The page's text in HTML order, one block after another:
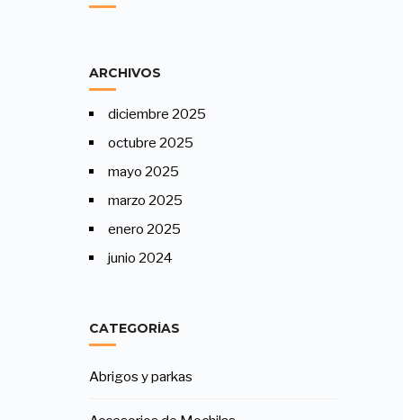
ARCHIVOS
diciembre 2025
octubre 2025
mayo 2025
marzo 2025
enero 2025
junio 2024
CATEGORÍAS
Abrigos y parkas